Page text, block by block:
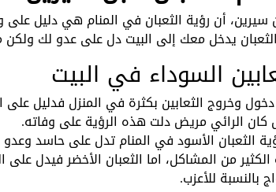
سيرين، أن رؤية الثعبان في المنام هي دليل
يدخل معك إلى البيت دل على عدو لك ولكن
السوداء في البيت
دخول وخروج الثعابين بكثرة في المنزل فدليل
الرائي مريض دلت هذه الرؤية على وفاته.
الثعبان الأسود في المنام تدل على حاسد
من المشاكل، اما الثعبان الأخضر فيدل على
بالنسبة للأعزب.